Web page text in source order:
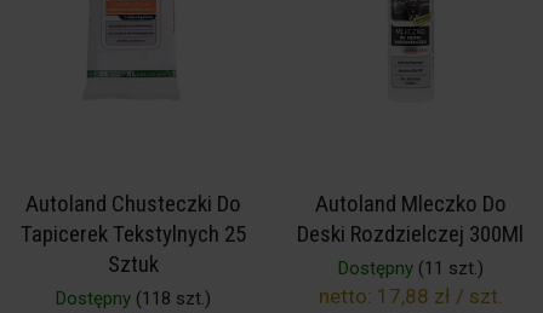
Autoland Chusteczki Do
Tapicerek Tekstylnych 25
Sztuk
Dostępny(118 szt.)
Autoland Mleczko Do
Deski Rozdzielczej 300Ml
Dostępny(11 szt.)
netto: 17,88 zł / szt.